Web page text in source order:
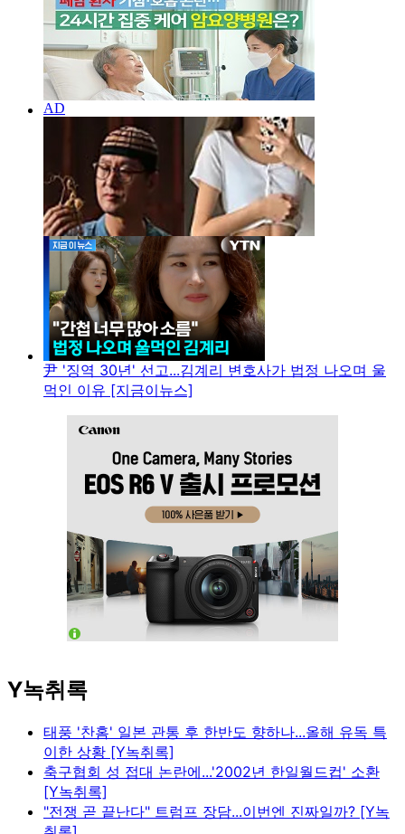
尹 '징역 30년' 선고...김계리 변호사가 법정 나오며 울
먹인 이유 [지금이뉴스]
Y녹취록
태풍 '찬홈' 일본 관통 후 한반도 향하나...올해 유독 특
이한 상황 [Y녹취록]
축구협회 성 접대 논란에...'2002년 한일월드컵' 소환
[Y녹취록]
"전쟁 곧 끝난다" 트럼프 장담...이번엔 진짜일까? [Y녹